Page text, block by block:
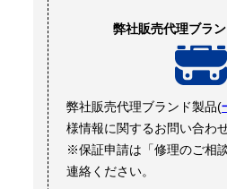
弊社販売代理ブラ
弊社販売代理ブランド製品(
様情報に関するお問い合わ
※保証申請は「修理のご相
連絡ください。